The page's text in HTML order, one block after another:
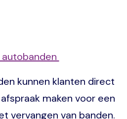
autobanden
kunnen klanten direct
maken voor een
vervangen van banden.